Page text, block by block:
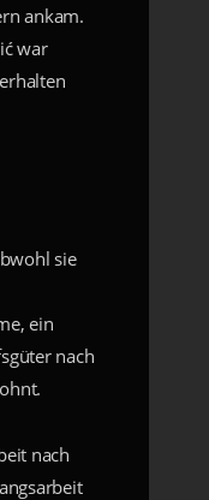
ankam.
war
sie
ein
nach
nach